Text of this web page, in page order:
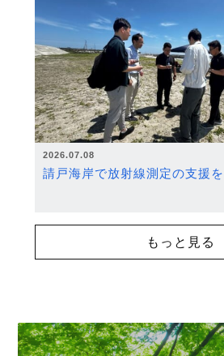
2026.07.08
請戸海岸で放射線測定の支援を
もっと見る